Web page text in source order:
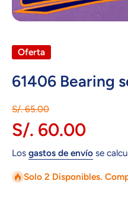
Oferta
61406 Bearing
S/. 65.00
S/. 60.00
Los gastos de envío se
Solo 2 Disponibles.